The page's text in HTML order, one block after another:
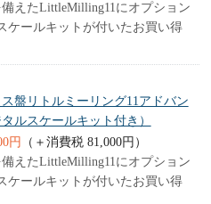
えたLittleMilling11にオプション
ケールキットが付いたお買い得
盤リトルミーリング11アドバン
ルスケールキット付き）
円
（＋消費税 81,000円）
えたLittleMilling11にオプション
ケールキットが付いたお買い得